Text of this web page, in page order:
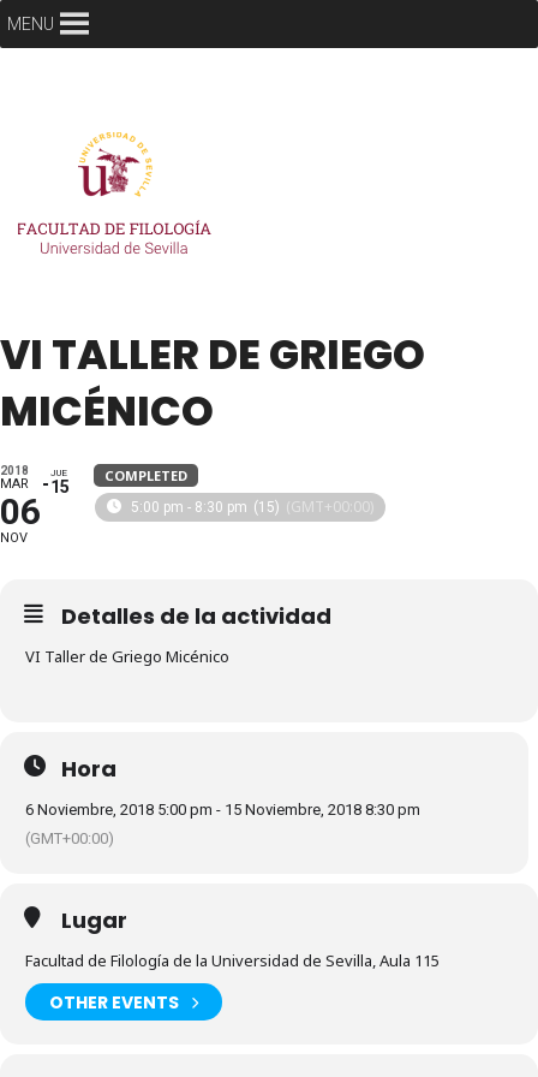
MENU
VI TALLER DE GRIEGO
MICÉNICO
2018
MAR
06
NOV
JUE
15
COMPLETED
5:00 pm - 8:30 pm (15) (GMT+00:00)
Detalles de la actividad
VI Taller de Griego Micénico
Hora
6 Noviembre, 2018 5:00 pm - 15 Noviembre, 2018 8:30 pm
(GMT+00:00)
Lugar
Facultad de Filología de la Universidad de Sevilla, Aula 115
OTHER EVENTS